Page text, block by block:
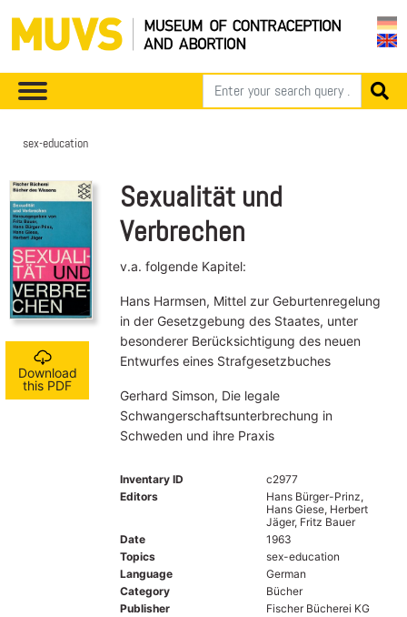
sex-education
Download
this PDF
Sexualität und
Verbrechen
v.a. folgende Kapitel:
Hans Harmsen, Mittel zur Geburtenregelung
in der Gesetzgebung des Staates, unter
besonderer Berücksichtigung des neuen
Entwurfes eines Strafgesetzbuches
Gerhard Simson, Die legale
Schwangerschaftsunterbrechung in
Schweden und ihre Praxis
Inventary ID
c2977
Editors
Hans Bürger-Prinz,
Hans Giese, Herbert
Jäger, Fritz Bauer
Date
1963
Topics
sex-education
Language
German
Category
Bücher
Publisher
Fischer Bücherei KG